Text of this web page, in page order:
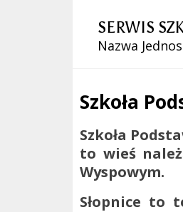
SERWIS
Nazwa
Szkoła
Treść
Szkoła
to wieś
Wyspowym.
Słopnice to